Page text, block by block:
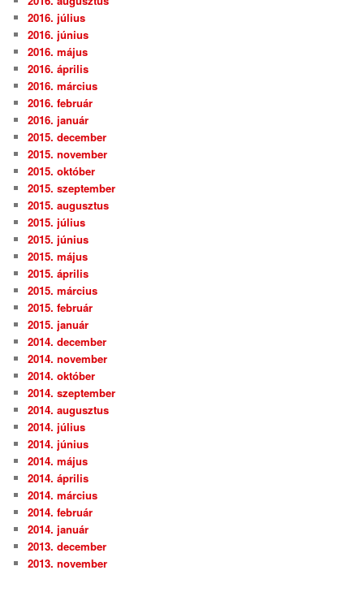
2016. július
2016. június
2016. május
2016. április
2016. március
2016. február
2016. január
2015. december
2015. november
2015. október
2015. szeptember
2015. augusztus
2015. július
2015. június
2015. május
2015. április
2015. március
2015. február
2015. január
2014. december
2014. november
2014. október
2014. szeptember
2014. augusztus
2014. július
2014. június
2014. május
2014. április
2014. március
2014. február
2014. január
2013. december
2013. november